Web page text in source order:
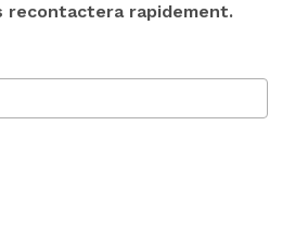
recontactera rapidement.